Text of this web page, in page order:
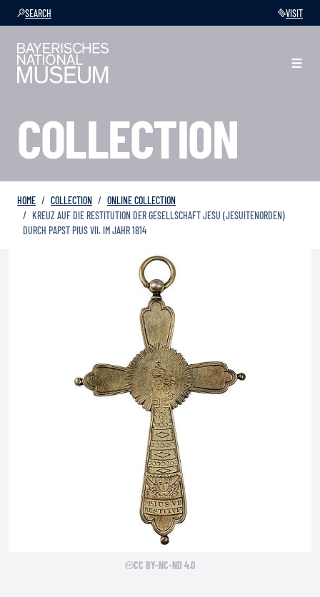
SEARCH VISIT
COLLECTION
HOME COLLECTION
ONLINE COLLECTION
KREUZ AUF DIE RESTITUTION DER GESELLSCHAFT JESU (JESUITENORDEN)
DURCH PAPST PIUS VII. IM JAHR 1814
CC BY-NC-ND 4.0